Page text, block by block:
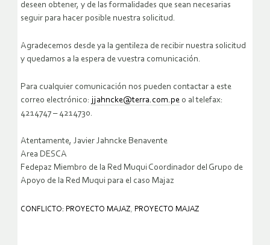
deseen obtener, y de las formalidades que sean necesarias
seguir para hacer posible nuestra solicitud.
Agradecemos desde ya la gentileza de recibir nuestra solicitud
y quedamos a la espera de vuestra comunicación.
Para cualquier comunicación nos pueden contactar a este
correo electrónico: jjahncke@terra.com.pe o al telefax:
4214747 – 4214730.
Atentamente, Javier Jahncke Benavente
Area DESCA
Fedepaz Miembro de la Red Muqui Coordinador del Grupo de
Apoyo de la Red Muqui para el caso Majaz
CONFLICTO: PROYECTO MAJAZ, PROYECTO MAJAZ